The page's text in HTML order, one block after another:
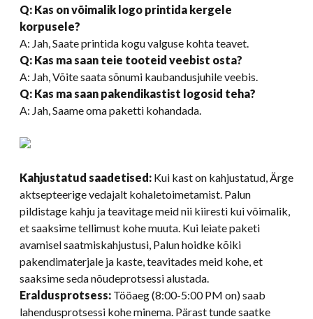
Q: Kas on võimalik logo printida kergele
korpusele?
A: Jah, Saate printida kogu valguse kohta teavet.
Q: Kas ma saan teie tooteid veebist osta?
A: Jah, Võite saata sõnumi kaubandusjuhile veebis.
Q: Kas ma saan pakendikastist logosid teha?
A: Jah, Saame oma paketti kohandada.
Kahjustatud saadetised: Kui kast on kahjustatud, Ärge
aktsepteerige vedajalt kohaletoimetamist. Palun
pildistage kahju ja teavitage meid nii kiiresti kui võimalik,
et saaksime tellimust kohe muuta. Kui leiate paketi
avamisel saatmiskahjustusi, Palun hoidke kõiki
pakendimaterjale ja kaste, teavitades meid kohe, et
saaksime seda nõudeprotsessi alustada.
Eraldusprotsess: Tööaeg (8:00-5:00 PM on) saab
lahendusprotsessi kohe minema. Pärast tunde saatke